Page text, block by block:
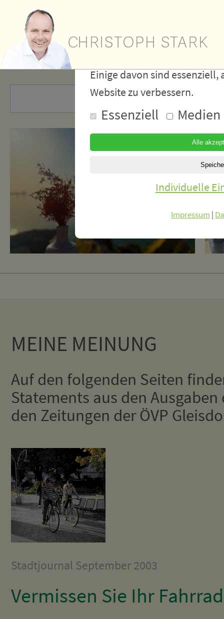
MEINE MEINUNG
Auf den folgenden Seiten
Statements aus den
den Zeitungen der ÖVP
Stadtjournal September 2003
Vermissen Sie Ihr
Wir
Cookies
Einige davon sind
Website zu verbessern.
Essenziell Medien
Individuelle
Impressum |